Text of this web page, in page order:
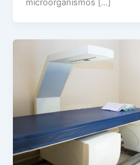
microorganismos […]